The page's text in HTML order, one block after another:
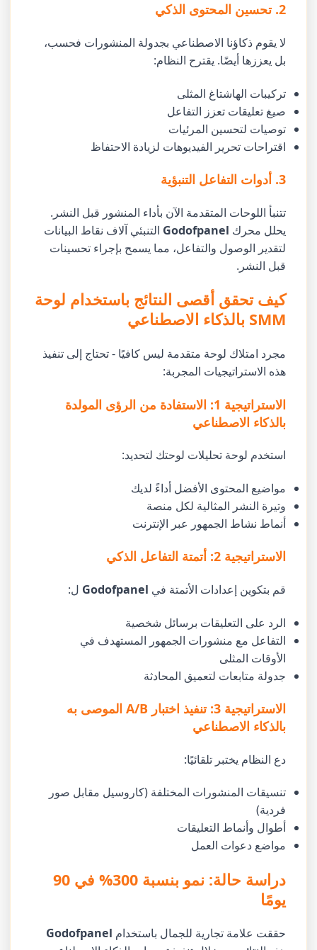
2. تحسين المحتوى الذكي
لا يقوم ذكاؤنا الاصطناعي بجدولة المنشورات فحسب،
بل يعززها أيضًا. يقترح النظام:
تركيبات الهاشتاغ المثلى
صيغ تعليقات تعزز التفاعل
توصيات لتحسين المرئيات
اقتراحات تحرير الفيديوهات لزيادة الاحتفاظ
3. أدوات التفاعل التنبؤية
تتنبأ اللوحات المتقدمة الآن بأداء المنشور قبل النشر.
يحلل محرك Godofpanel التنبئي آلاف نقاط البيانات
لتقدير الوصول والتفاعل، مما يسمح بإجراء تحسينات
قبل النشر.
كيف تحقق أقصى النتائج باستخدام لوحة
SMM بالذكاء الاصطناعي
مجرد امتلاك لوحة متقدمة ليس كافيًا - تحتاج إلى تنفيذ
هذه الاستراتيجيات المجربة:
الاستراتيجية 1: الاستفادة من الرؤى المولدة
بالذكاء الاصطناعي
استخدم لوحة تحليلات لوحتك لتحديد:
مواضيع المحتوى الأفضل أداءً لديك
وتيرة النشر المثالية لكل منصة
أنماط نشاط الجمهور عبر الإنترنت
الاستراتيجية 2: أتمتة التفاعل الذكي
قم بتكوين إعدادات الأتمتة في Godofpanel
الرد على التعليقات برسائل شخصية
التفاعل مع منشورات الجمهور المستهدف في
الأوقات المثلى
جدولة متابعات لتعميق المحادثة
الاستراتيجية 3: تنفيذ اختبار A/B الموصى به
بالذكاء الاصطناعي
دع النظام يختبر تلقائيًا:
تنسيقات المنشورات المختلفة (كاروسيل مقابل صور
فردية)
أطوال وأنماط التعليقات
مواضع دعوات العمل
دراسة حالة: نمو بنسبة 300% في 90
يومًا
حققت علامة تجارية للجمال باستخدام Godofpanel